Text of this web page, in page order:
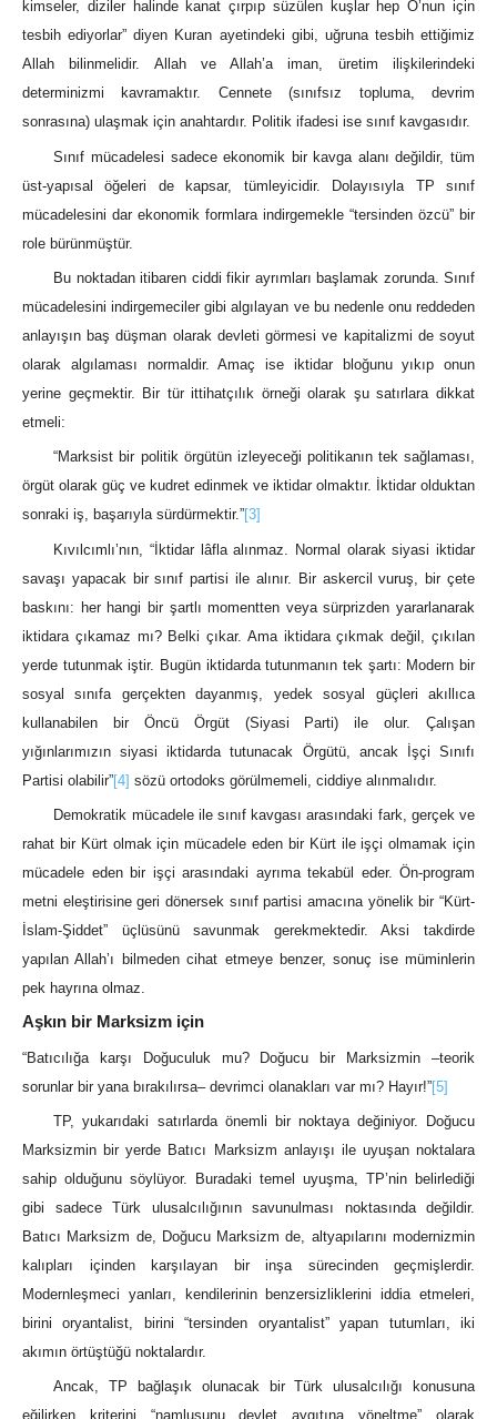
kimseler, diziler halinde kanat çırpıp süzülen kuşlar hep O’nun için
tesbih ediyorlar” diyen Kuran ayetindeki gibi, uğruna tesbih ettiğimiz
Allah bilinmelidir. Allah ve Allah’a iman, üretim ilişkilerindeki
determinizmi kavramaktır. Cennete (sınıfsız topluma, devrim
sonrasına) ulaşmak için anahtardır. Politik ifadesi ise sınıf kavgasıdır.
Sınıf mücadelesi sadece ekonomik bir kavga alanı değildir, tüm
üst-yapısal öğeleri de kapsar, tümleyicidir. Dolayısıyla TP sınıf
mücadelesini dar ekonomik formlara indirgemekle “tersinden özcü” bir
role bürünmüştür.
Bu noktadan itibaren ciddi fikir ayrımları başlamak zorunda. Sınıf
mücadelesini indirgemeciler gibi algılayan ve bu nedenle onu reddeden
anlayışın baş düşman olarak devleti görmesi ve kapitalizmi de soyut
olarak algılaması normaldir. Amaç ise iktidar bloğunu yıkıp onun
yerine geçmektir. Bir tür ittihatçılık örneği olarak şu satırlara dikkat
etmeli:
“Marksist bir politik örgütün izleyeceği politikanın tek sağlaması,
örgüt olarak güç ve kudret edinmek ve iktidar olmaktır. İktidar olduktan
sonraki iş, başarıyla sürdürmektir.”[3]
Kıvılcımlı’nın, “İktidar lâfla alınmaz. Normal olarak siyasi iktidar
savaşı yapacak bir sınıf partisi ile alınır. Bir askercil vuruş, bir çete
baskını: her hangi bir şartlı momentten veya sürprizden yararlanarak
iktidara çıkamaz mı? Belki çıkar. Ama iktidara çıkmak değil, çıkılan
yerde tutunmak iştir. Bugün iktidarda tutunmanın tek şartı: Modern bir
sosyal sınıfa gerçekten dayanmış, yedek sosyal güçleri akıllıca
kullanabilen bir Öncü Örgüt (Siyasi Parti) ile olur. Çalışan
yığınlarımızın siyasi iktidarda tutunacak Örgütü, ancak İşçi Sınıfı
Partisi olabilir”[4] sözü ortodoks görülmemeli, ciddiye alınmalıdır.
Demokratik mücadele ile sınıf kavgası arasındaki fark, gerçek ve
rahat bir Kürt olmak için mücadele eden bir Kürt ile işçi olmamak için
mücadele eden bir işçi arasındaki ayrıma tekabül eder. Ön-program
metni eleştirisine geri dönersek sınıf partisi amacına yönelik bir “Kürt-
İslam-Şiddet” üçlüsünü savunmak gerekmektedir. Aksi takdirde
yapılan Allah’ı bilmeden cihat etmeye benzer, sonuç ise müminlerin
pek hayrına olmaz.
Aşkın bir Marksizm için
“Batıcılığa karşı Doğuculuk mu? Doğucu bir Marksizmin –teorik
sorunlar bir yana bırakılırsa– devrimci olanakları var mı? Hayır!”[5]
TP, yukarıdaki satırlarda önemli bir noktaya değiniyor. Doğucu
Marksizmin bir yerde Batıcı Marksizm anlayışı ile uyuşan noktalara
sahip olduğunu söylüyor. Buradaki temel uyuşma, TP’nin belirlediği
gibi sadece Türk ulusalcılığının savunulması noktasında değildir.
Batıcı Marksizm de, Doğucu Marksizm de, altyapılarını modernizmin
kalıpları içinden karşılayan bir inşa sürecinden geçmişlerdir.
Modernleşmeci yanları, kendilerinin benzersizliklerini iddia etmeleri,
birini oryantalist, birini “tersinden oryantalist” yapan tutumları, iki
akımın örtüştüğü noktalardır.
Ancak, TP bağlaşık olunacak bir Türk ulusalcılığı konusuna
eğilirken kriterini “namlusunu devlet aygıtına yöneltme” olarak